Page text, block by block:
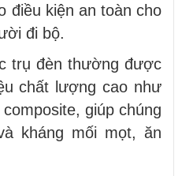
điều kiện an toàn cho
đi bộ.
trụ đèn thường được
chất lượng cao như
giúp chúng
kháng mối mọt, ăn